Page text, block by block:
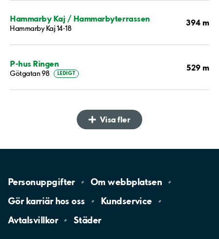
Hammarby Kaj / Hammarbyterrassen
Hammarby Kaj 14-18
394 m
P-hus Ringen
Götgatan 98 LEDIGT
529 m
Visa fler
Personuppgifter Omwebbplatsen
Gör karriär hososs
Kundservice
Avtalsvillkor
Städer